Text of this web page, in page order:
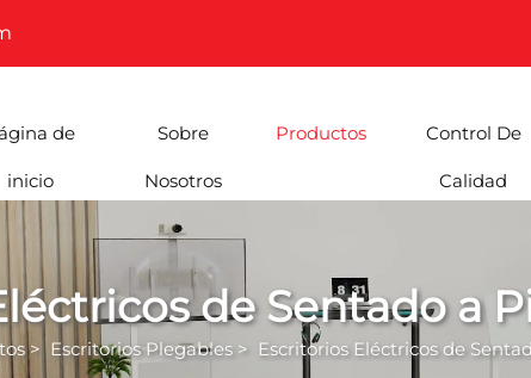
de
inicio
Sobre
Nosotros
Productos Control De
Calidad
de Sentado a
> Escritorios Plegables > Escritorios Eléctricos de